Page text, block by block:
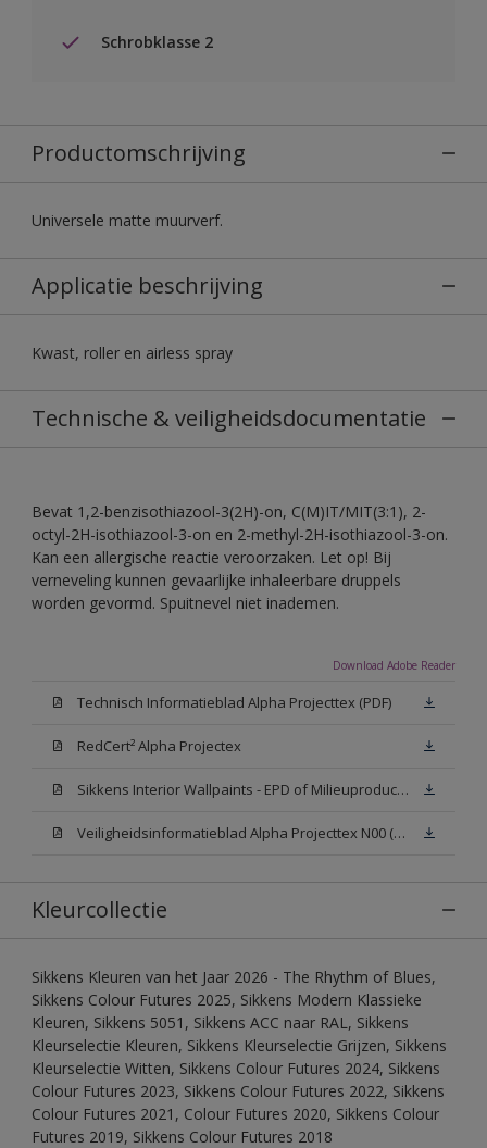
Schrobklasse 2
Productomschrijving
Universele matte muurverf.
Applicatie beschrijving
Kwast, roller en airless spray
Technische & veiligheidsdocumentatie
Bevat 1,2-benzisothiazool-3(2H)-on, C(M)IT/MIT(3:1), 2-
octyl-2H-isothiazool-3-on en 2-methyl-2H-isothiazool-3-on.
Kan een allergische reactie veroorzaken. Let op! Bij
verneveling kunnen gevaarlijke inhaleerbare druppels
worden gevormd. Spuitnevel niet inademen.
Download Adobe Reader
Technisch Informatieblad Alpha Projecttex (PDF)
RedCert² Alpha Projectex
Sikkens Interior Wallpaints - EPD of Milieuproductverklaring
Veiligheidsinformatieblad Alpha Projecttex N00 (MSDS)
Kleurcollectie
Sikkens Kleuren van het Jaar 2026 - The Rhythm of Blues,
Sikkens Colour Futures 2025, Sikkens Modern Klassieke
Kleuren, Sikkens 5051, Sikkens ACC naar RAL, Sikkens
Kleurselectie Kleuren, Sikkens Kleurselectie Grijzen, Sikkens
Kleurselectie Witten, Sikkens Colour Futures 2024, Sikkens
Colour Futures 2023, Sikkens Colour Futures 2022, Sikkens
Colour Futures 2021, Colour Futures 2020, Sikkens Colour
Futures 2019, Sikkens Colour Futures 2018